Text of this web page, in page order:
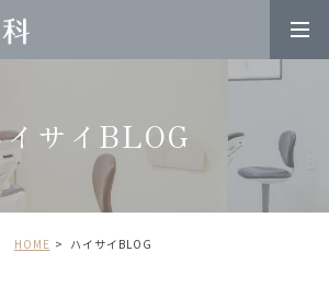
サイBLOG
HOME ハイサイBLOG